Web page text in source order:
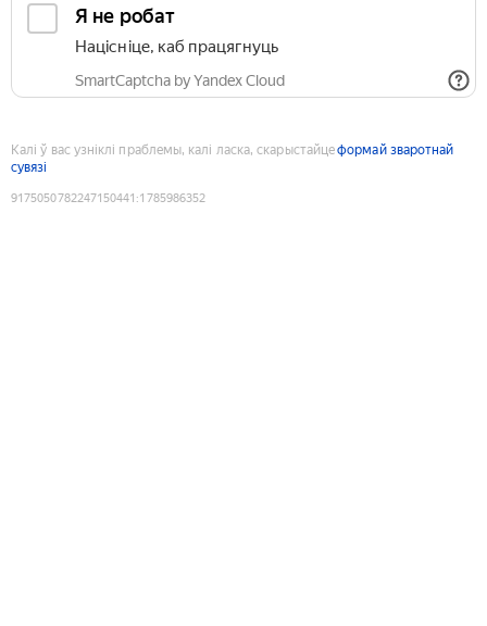
Я не робат
Націсніце, каб працягнуць
SmartCaptcha by Yandex Cloud
Калі ў вас узніклі праблемы, калі ласка, скарыстайцеформай зваротнай
сувязі
9175050782247150441 :1785986352